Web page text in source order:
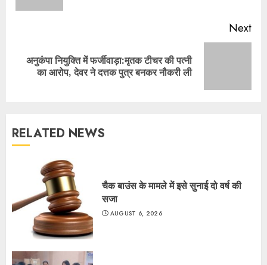
Next
Next
post:
अनुकंपा नियुक्ति में फर्जीवाड़ा:मृतक टीचर की पत्नी
का आरोप, देवर ने दत्तक पुत्र बनकर नौकरी ली
RELATED NEWS
चैक बाउंस के मामले में इसे सुनाई दो वर्ष की
सजा
AUGUST 6, 2026